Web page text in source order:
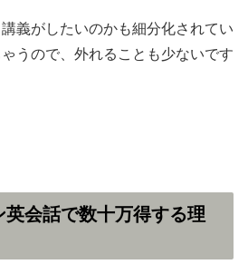
義がしたいのかも細分化されてい
うので、外れることも少ないです
会話で数十万得する理